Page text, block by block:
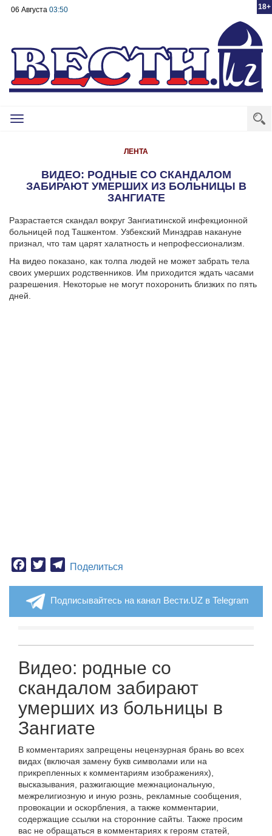
18+
06 Августа 03:50
Toggle
ЛЕНТА
ВИДЕО: РОДНЫЕ СО СКАНДАЛОМ
ЗАБИРАЮТ УМЕРШИХ ИЗ БОЛЬНИЦЫ В
ЗАНГИАТЕ
Разрастается скандал вокруг Зангиатинской инфекционной
больницей под Ташкентом. Узбекский Минздрав накануне
признал, что там царят халатность и непрофессионализм.
На видео показано, как толпа людей не может забрать тела
своих умерших родственников. Им приходится ждать часами
разрешения. Некоторые не могут похоронить близких по пять
дней.
Facebook
TwitterTelegram
Поделиться
Подписывайтесь на канал Вести.UZ в Telegram
Видео: родные со
скандалом забирают
умерших из больницы в
Зангиате
В комментариях запрещены нецензурная брань во всех
видах (включая замену букв символами или на
прикрепленных к комментариям изображениях),
высказывания, разжигающие межнациональную,
межрелигиозную и иную рознь, рекламные сообщения,
провокации и оскорбления, а также комментарии,
содержащие ссылки на сторонние сайты. Также просим
вас не обращаться в комментариях к героям статей,